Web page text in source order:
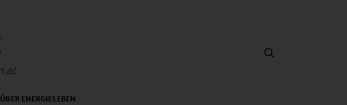
ÜBER ENERGIELEBEN